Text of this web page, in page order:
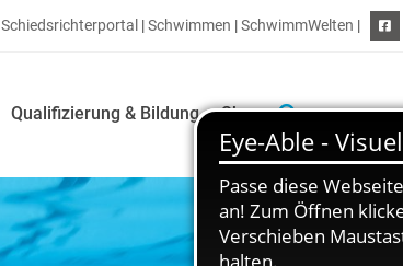
Schiedsrichterportal |Schwimmen |SchwimmWelten |
Qualifizierung & Bildung Shop